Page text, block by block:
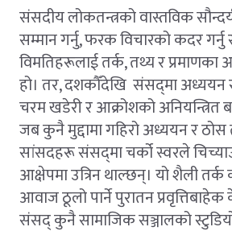
संसदीय लोकतन्त्रको वास्तविक
सम्मान गर्नु, फरक विचारको कदर
विमतिहरूलाई तर्क, तथ्य र प्रमाणका
हो। तर, दशकौँदेखि संसद्‌मा अध्ययन
चरम खडेरी र आक्रोशको अनियन्त्रित
जब कुनै मुद्दामा गहिरो अध्ययन र
सांसदहरू संसद्‌मा चर्को स्वरले
आक्षेपमा उत्रिन थाल्छन्। यो शैली
आवाज ठूलो पार्ने पुरातन प्रवृत्तिबाहेक
संसद् कुनै सामाजिक सञ्जालको